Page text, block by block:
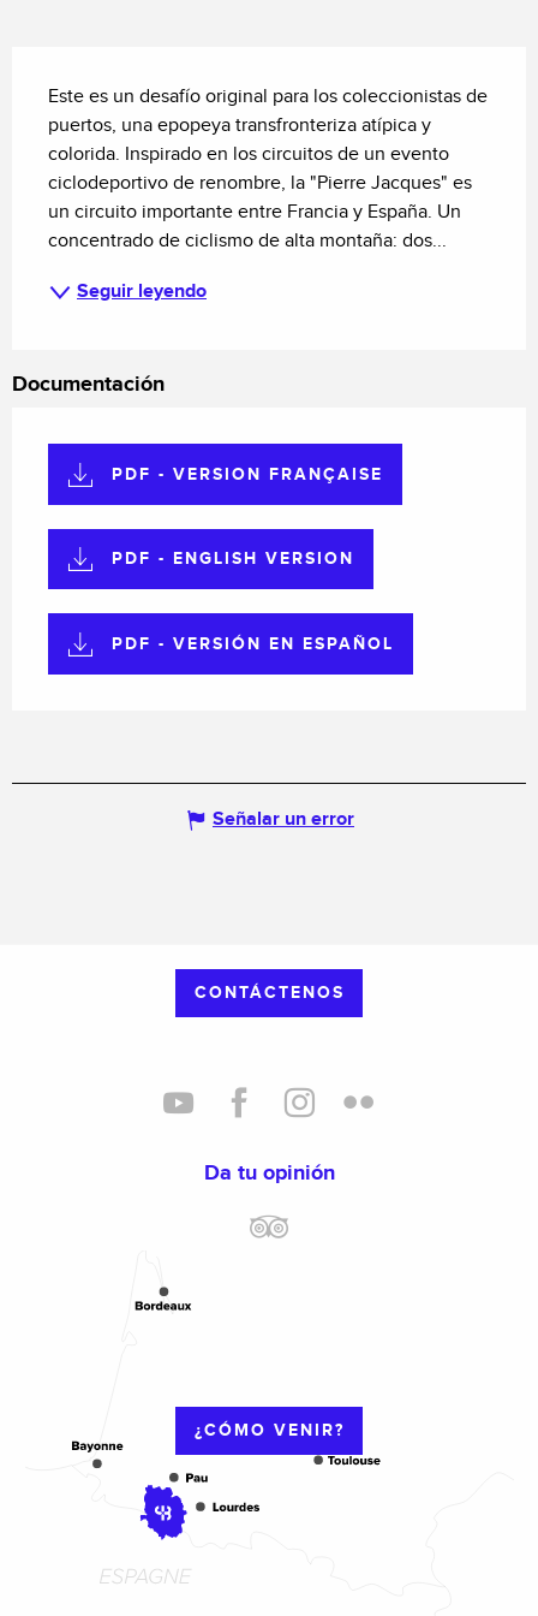
Este es un desafío original para los coleccionistas de
puertos, una epopeya transfronteriza atípica y
colorida. Inspirado en los circuitos de un evento
ciclodeportivo de renombre, la "Pierre Jacques" es
un circuito importante entre Francia y España. Un
concentrado de ciclismo de alta montaña: dos...
Seguir leyendo
Documentación
PDF - VERSION FRANÇAISE
PDF - ENGLISH VERSION
PDF - VERSIÓN EN ESPAÑOL
Señalar un error
CONTÁCTENOS
Da tu opinión
¿CÓMO VENIR?